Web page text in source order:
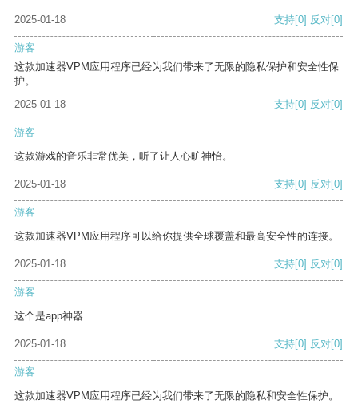
2025-01-18 支持[0] 反对[0]
游客
这款加速器VPM应用程序已经为我们带来了无限的隐私保护和安全性保
护。
2025-01-18
支持[0] 反对[0]
游客
这款游戏的音乐非常优美，听了让人心旷神怡。
2025-01-18 支持[0] 反对[0]
游客
这款加速器VPM应用程序可以给你提供全球覆盖和最高安全性的连接。
2025-01-18 支持[0] 反对[0]
游客
这个是app神器
2025-01-18 支持[0] 反对[0]
游客
这款加速器VPM应用程序已经为我们带来了无限的隐私和安全性保护。